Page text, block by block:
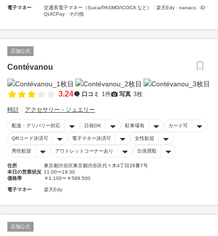
電子マネー 交通系電子マネー（Suica/PASMO/ICOCA など） 楽天Edy nanaco
iD
QUICPay
その他
店舗公式
Contévanou
3.24 口コミ 1件 写真 3枚
時計 アクセサリー・ジュエリー
配達・デリバリー対応 日祝OK 駐車場有 カード可
QRコード決済可 電子マネー決済可 女性歓迎
男性歓迎 アウトレットコーナーあり 出張買取
住所
東京都渋谷区東京都渋谷区代々木4丁目28番7号
本日の営業状況 11:00〜19:30
価格帯
￥1,100〜￥599,500
電子マネー 楽天Edy
店舗公式